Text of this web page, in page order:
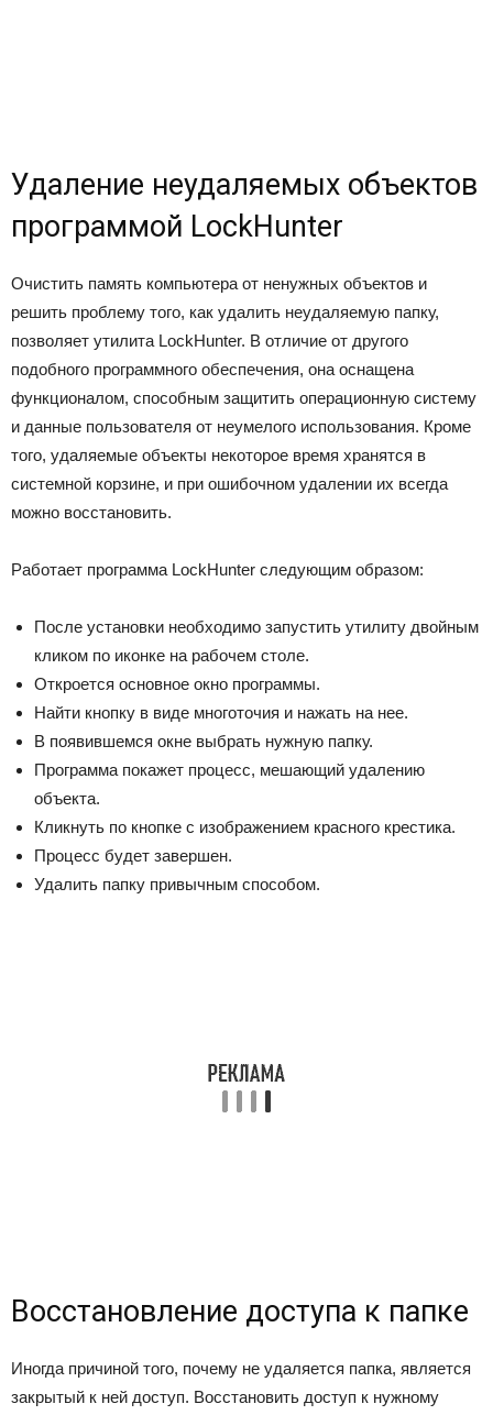
Удаление неудаляемых объектов
программой LockHunter
Очистить память компьютера от ненужных объектов и
решить проблему того, как удалить неудаляемую папку,
позволяет утилита LockHunter. В отличие от другого
подобного программного обеспечения, она оснащена
функционалом, способным защитить операционную систему
и данные пользователя от неумелого использования. Кроме
того, удаляемые объекты некоторое время хранятся в
системной корзине, и при ошибочном удалении их всегда
можно восстановить.
Работает программа LockHunter следующим образом:
После установки необходимо запустить утилиту двойным
кликом по иконке на рабочем столе.
Откроется основное окно программы.
Найти кнопку в виде многоточия и нажать на нее.
В появившемся окне выбрать нужную папку.
Программа покажет процесс, мешающий удалению
объекта.
Кликнуть по кнопке с изображением красного крестика.
Процесс будет завершен.
Удалить папку привычным способом.
Восстановление доступа к папке
Иногда причиной того, почему не удаляется папка, является
закрытый к ней доступ. Восстановить доступ к нужному